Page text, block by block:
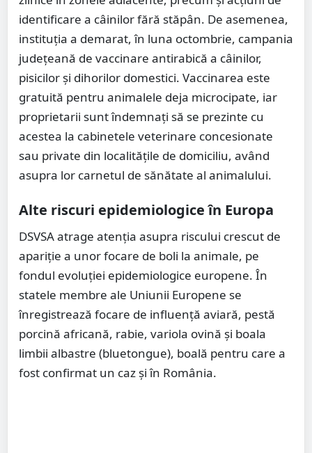
identificare a câinilor fără stăpân. De asemenea,
instituția a demarat, în luna octombrie, campania
județeană de vaccinare antirabică a câinilor,
pisicilor și dihorilor domestici. Vaccinarea este
gratuită pentru animalele deja microcipate, iar
proprietarii sunt îndemnați să se prezinte cu
acestea la cabinetele veterinare concesionate
sau private din localitățile de domiciliu, având
asupra lor carnetul de sănătate al animalului.
Alte riscuri epidemiologice în Europa
DSVSA atrage atenția asupra riscului crescut de
apariție a unor focare de boli la animale, pe
fondul evoluției epidemiologice europene. În
statele membre ale Uniunii Europene se
înregistrează focare de influ­ență aviară, pestă
porcină africană, rabie, variola ovină și boala
limbii albastre (bluetongue), boală pentru care a
fost confirmat un caz și în România.